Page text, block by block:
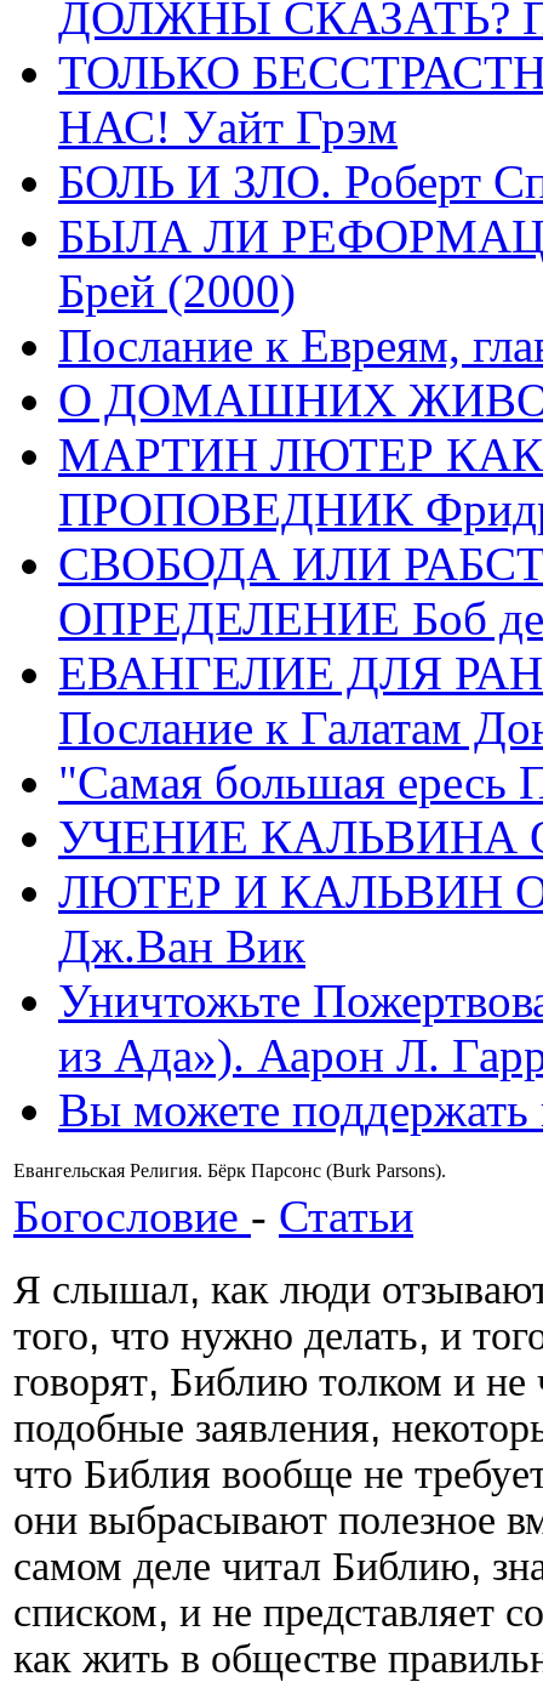
ДОЛЖНЫ СКАЗАТЬ?
ТОЛЬКО
НАС! Уайт Грэм
БОЛЬ И ЗЛО. Роберт
БЫЛА ЛИ
Брей (2000)
Послание к Евреям,
О ДОМАШНИХ
МАРТИН ЛЮТЕР
ПРОПОВЕДНИК
СВОБОДА ИЛИ
ОПРЕДЕЛЕНИЕ Боб де
ЕВАНГЕЛИЕ ДЛЯ
Послание к Галатам
"Самая большая ересь
УЧЕНИЕ КАЛЬВИНА
ЛЮТЕР И КАЛЬВИН
Дж.Ван Вик
Уничтожьте
из Ада»). Аарон Л.
Вы можете
Евангельская Религия. Бёрк Парсонс (Burk Parsons).
Богословие - Статьи
Я слышал, как люди
того, что нужно делать, и
говорят, Библию толком и не
подобные заявления,
что Библия вообще не
они выбрасывают полезное
самом деле читал Библию,
списком, и не представляет
как жить в обществе